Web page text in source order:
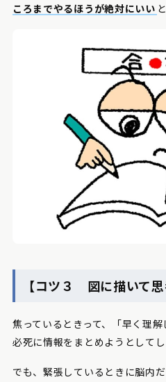
ころまでやるほうが絶対にいい
【コツ３ 図に描いて思
焦っているときって、「早く理
必死に情報をまとめようとして
でも、緊張しているときに脳内